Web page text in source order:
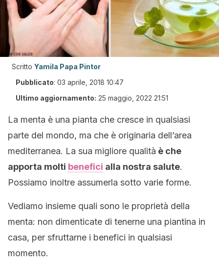
Scritto Yamila Papa Pintor
Pubblicato: 03 aprile, 2018 10:47
Ultimo aggiornamento: 25 maggio, 2022 21:51
La menta è una pianta che cresce in qualsiasi
parte del mondo, ma che è originaria dell’area
mediterranea. La sua migliore qualità è che
apporta molti benefici alla nostra salute.
Possiamo inoltre assumerla sotto varie forme.
Vediamo insieme quali sono le proprietà della
menta: non dimenticate di tenerne una piantina in
casa, per sfruttarne i benefici in qualsiasi
momento.